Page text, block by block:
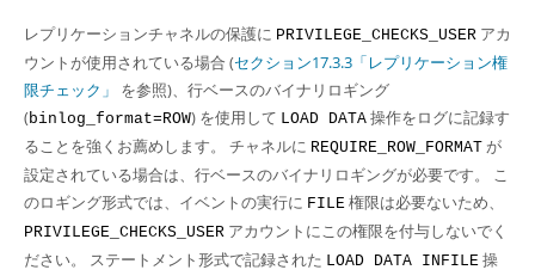
レプリケーションチャネルの保護に PRIVILEGE_CHECKS_USER アカ
ウントが使用されている場合 (セクション17.3.3「レプリケーション権
限チェック」
を参照)、行ベースのバイナリロギング
(binlog_format=ROW) を使用して LOAD DATA 操作をログに記録す
ることを強くお薦めします。 チャネルに REQUIRE_ROW_FORMAT が
設定されている場合は、行ベースのバイナリロギングが必要です。 こ
のロギング形式では、イベントの実行に FILE 権限は必要ないため、
PRIVILEGE_CHECKS_USER アカウントにこの権限を付与しないでく
ださい。 ステートメント形式で記録された LOAD DATA INFILE 操